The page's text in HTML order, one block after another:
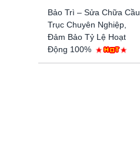
Bảo Trì – Sửa Chữa Cầu
Trục Chuyên Nghiệp,
Đảm Bảo Tỷ Lệ Hoạt
Động 100%